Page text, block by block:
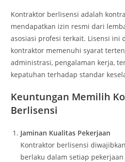
Kontraktor berlisensi adalah
mendapatkan izin resmi dari
asosiasi profesi terkait. Lisensi ini
kontraktor memenuhi syarat
administrasi, pengalaman kerja,
kepatuhan terhadap standar
Keuntungan Memilih
Berlisensi
Jaminan Kualitas Pekerjaan
Kontraktor berlisensi
berlaku dalam setiap